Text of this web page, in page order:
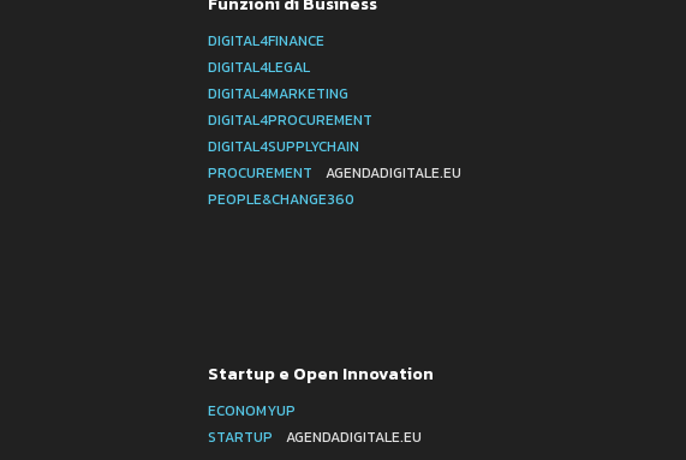
DIGITAL4FINANCE
DIGITAL4LEGAL
DIGITAL4MARKETING
DIGITAL4PROCUREMENT
DIGITAL4SUPPLYCHAIN
PROCUREMENT
AGENDADIGITALE.EU
PEOPLE&CHANGE360
Startup e Open Innovation
ECONOMYUP
STARTUP
AGENDADIGITALE.EU